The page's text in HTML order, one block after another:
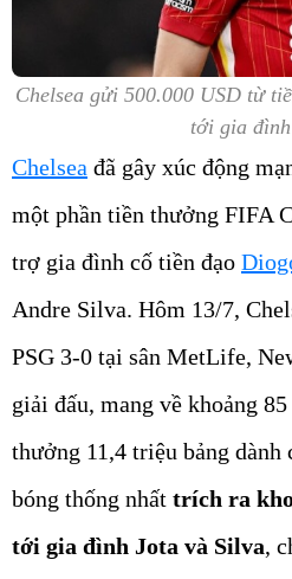
Chelsea gửi 500.000 USD từ
tới gia
Chelsea đã gây xúc động
một phần tiền thưởng FIFA
trợ gia đình cố tiền đạo
Andre Silva. Hôm 13/7,
PSG 3-0 tại sân MetLife,
giải đấu, mang về khoảng
thưởng 11,4 triệu bảng dành
bóng thống nhất trích ra
tới gia đình Jota và Silva,